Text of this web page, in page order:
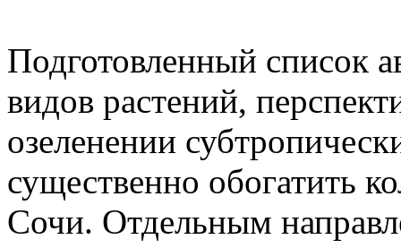
Подготовленный список
видов растений,
озеленении
существенно обогатить
Сочи. Отдельным